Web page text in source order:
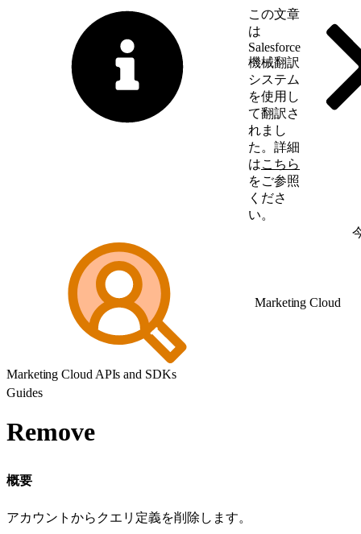
この文章
は
Salesforce
機械翻訳
システム
を使用し
て翻訳さ
れまし
た。詳細
はこちら
をご参照
くださ
い。
Marketing Cloud
Marketing Cloud APIs and SDKs
Guides
Remove
概要
アカウントからクエリ定義を削除します。